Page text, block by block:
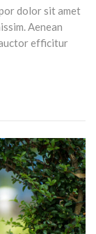
dolor sit amet
Aenean
efficitur